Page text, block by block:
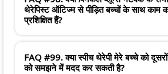
थेरेपिस्ट ऑटिज्म से पीड़ित बच्चों के साथ काम
प्रशिक्षित हैं?
FAQ #99. क्या स्पीच थेरेपी मेरे बच्चे को
को समझने में मदद कर सकती है?